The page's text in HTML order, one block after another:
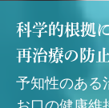
科学的根拠
再治療の防
予知性のある